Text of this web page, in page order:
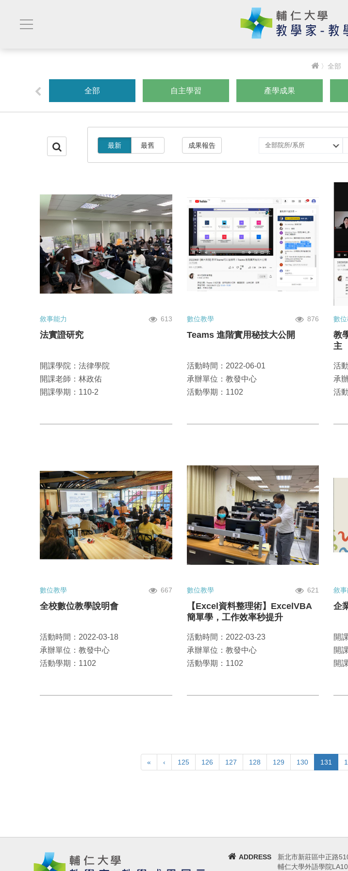
〉全部
全部 自主學習 產學成果
最新 最舊 成果報告
選
院
敘事能力 613
法實證研究
開課學院：法律學院
開課老師：林政佑
開課學期：110-2
數位教學 876
Teams 進階實用秘技大公開
活動時間：2022-06-01
承辦單位：教發中心
活動學期：1102
數
教
主
活
承
活
數位教學 667
全校數位教學說明會
活動時間：2022-03-18
承辦單位：教發中心
活動學期：1102
數位教學 621
【Excel資料整理術】ExcelVBA
簡單學，工作效率秒提升
活動時間：2022-03-23
承辦單位：教發中心
活動學期：1102
敘事
企
開
開
開
« ‹ 125 126 127 128 129 130 131
ADDRESS
新北市新莊區中正路
輔仁大學外語學院